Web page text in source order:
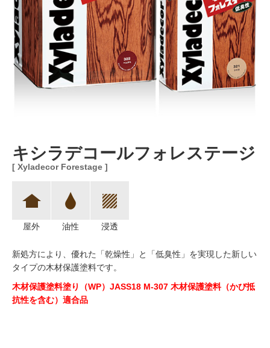
キシラデコールフォレステージ
[ Xyladecor Forestage ]
屋外 油性 浸透
新処方により、優れた「乾燥性」と「低臭性」を実現した新しい
タイプの木材保護塗料です。
木材保護塗料塗り（WP）JASS18 M-307 木材保護塗料（かび抵
抗性を含む）適合品